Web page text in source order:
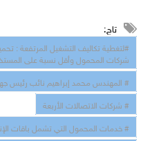
تاج:
#لتغطية تكاليف التشغيل المرتفعة :
شركات المحمول وأقل نسبة على
# المهندس محمد إبراهيم نائب رئيس
# شركات الاتصالات الأربعة
# خدمات المحمول التي تشمل باقات